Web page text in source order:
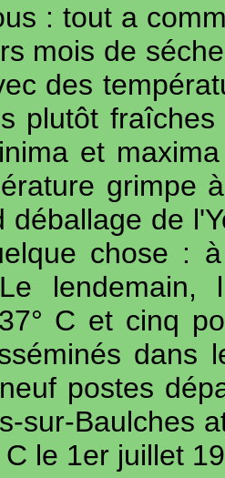
: tout a
mois de
des
plutôt
et
grimpe
déballage de
chose :
C et cinq
dans
postes
sur-Baulches
le 1er juillet